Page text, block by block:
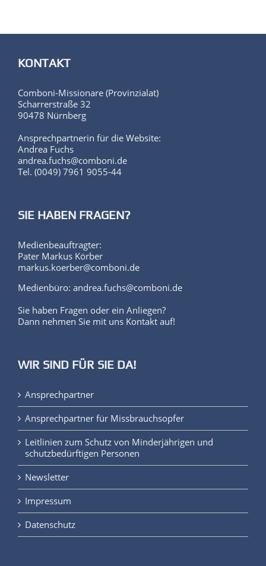
KONTAKT
Comboni-Missionare (Provinzialat)
Scharrerstraße 32
90478 Nürnberg
Ansprechpartnerin für die Website:
Andrea Fuchs
andrea.fuchs@comboni.de
Tel. (0049) 7961 9055-44
SIE HABEN FRAGEN?
Medienbeauftragter:
Pater Markus Körber
markus.koerber@comboni.de
Medienbüro: andrea.fuchs@comboni.de
Sie haben Fragen oder ein Anliegen?
Dann nehmen Sie mit uns Kontakt auf!
WIR SIND FÜR SIE DA!
Ansprechpartner
Ansprechpartner für Missbrauchsopfer
Leitlinien zum Schutz von Minderjährigen und
schutzbedürftigen Personen
Newsletter
Impressum
Datenschutz